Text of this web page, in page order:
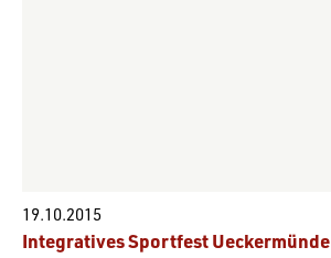
19.10.2015
Integratives Sportfest Ueckermünde